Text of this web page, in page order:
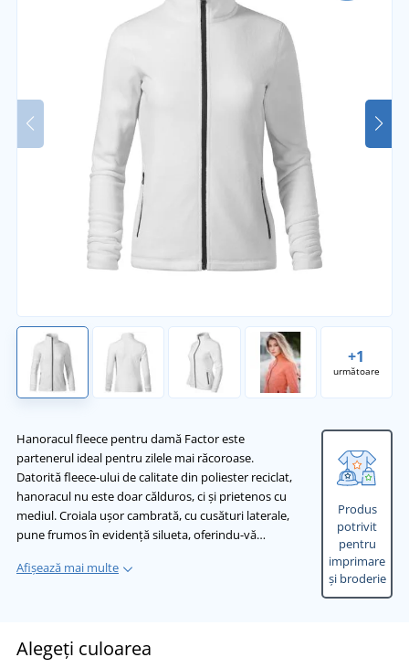
+1
următoare
Hanoracul fleece pentru damă Factor este
partenerul ideal pentru zilele mai răcoroase.
Datorită fleece-ului de calitate din poliester reciclat,
hanoracul nu este doar călduros, ci și prietenos cu
mediul. Croiala ușor cambrată, cu cusături laterale,
pune frumos în evidență silueta, oferindu-vă…
Afișează mai multe
Produs
potrivit
pentru
imprimare
și broderie
Alegeți culoarea